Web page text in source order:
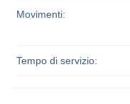
Movimenti:
Tempo di servizio: